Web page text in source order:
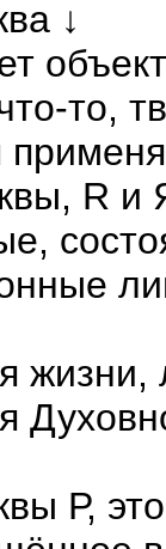
↓
то,
R и
жизни,
Р,